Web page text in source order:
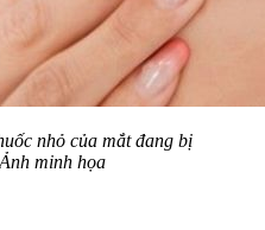
nhỏ của mắt đang bị
minh họa